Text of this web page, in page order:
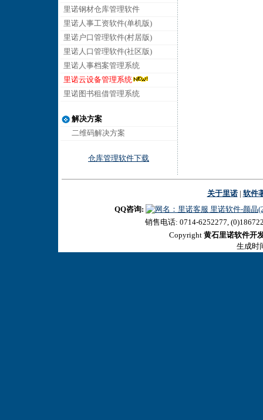
里诺钢材仓库管理软件
里诺人事工资软件(单机版)
里诺户口管理软件(村居版)
里诺人口管理软件(社区版)
里诺人事档案管理系统
里诺云设备管理系统
里诺图书租借管理系统
解决方案
二维码解决方案
仓库管理软件下载
关于里诺| 软件
QQ咨询:
里诺软件-颜晶
销售电话: 0714-6252277,
Copyright 黄石里诺软件开
生成时